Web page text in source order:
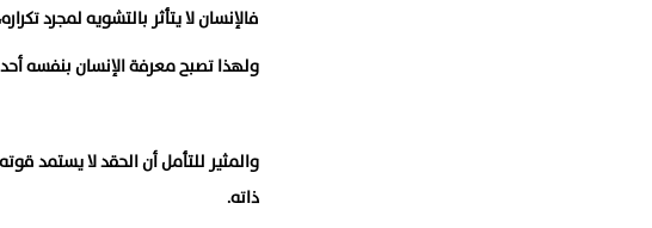
فالإنسان لا يتأثر بالتشويه لمجرد
ولهذا تصبح معرفة الإنسان بنفسه
والمثير للتأمل أن الحقد لا يستمد
ذاته.